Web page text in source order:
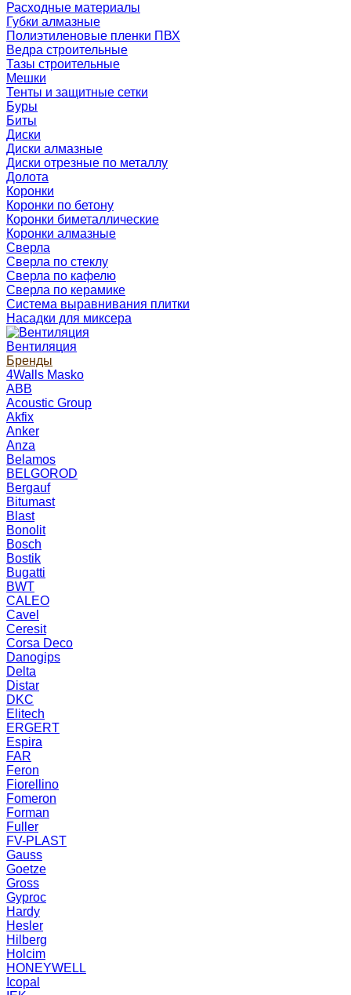
Расходные материалы
Губки алмазные
Полиэтиленовые пленки ПВХ
Ведра строительные
Тазы строительные
Мешки
Тенты и защитные сетки
Буры
Биты
Диски
Диски алмазные
Диски отрезные по металлу
Долота
Коронки
Коронки по бетону
Коронки биметаллические
Коронки алмазные
Сверла
Сверла по стеклу
Сверла по кафелю
Сверла по керамике
Система выравнивания плитки
Насадки для миксера
Вентиляция
Бренды
4Walls Masko
ABB
Acoustic Group
Akfix
Anker
Anza
Belamos
BELGOROD
Bergauf
Bitumast
Blast
Bonolit
Bosch
Bostik
Bugatti
BWT
CALEO
Cavel
Ceresit
Corsa Deco
Danogips
Delta
Distar
DKC
Elitech
ERGERT
Espira
FAR
Feron
Fiorellino
Fomeron
Forman
Fuller
FV-PLAST
Gauss
Goetze
Gross
Gyproc
Hardy
Hesler
Hilberg
Holcim
HONEYWELL
Icopal